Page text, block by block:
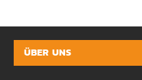
ÜBER UNS